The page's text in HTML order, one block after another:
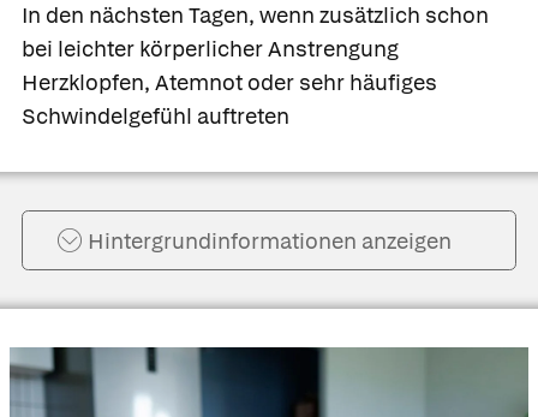
In den nächsten Tagen, wenn zusätzlich schon
bei leichter körperlicher Anstrengung
Herzklopfen, Atemnot oder sehr häufiges
Schwindelgefühl auftreten
Hintergrund­informationen anzeigen